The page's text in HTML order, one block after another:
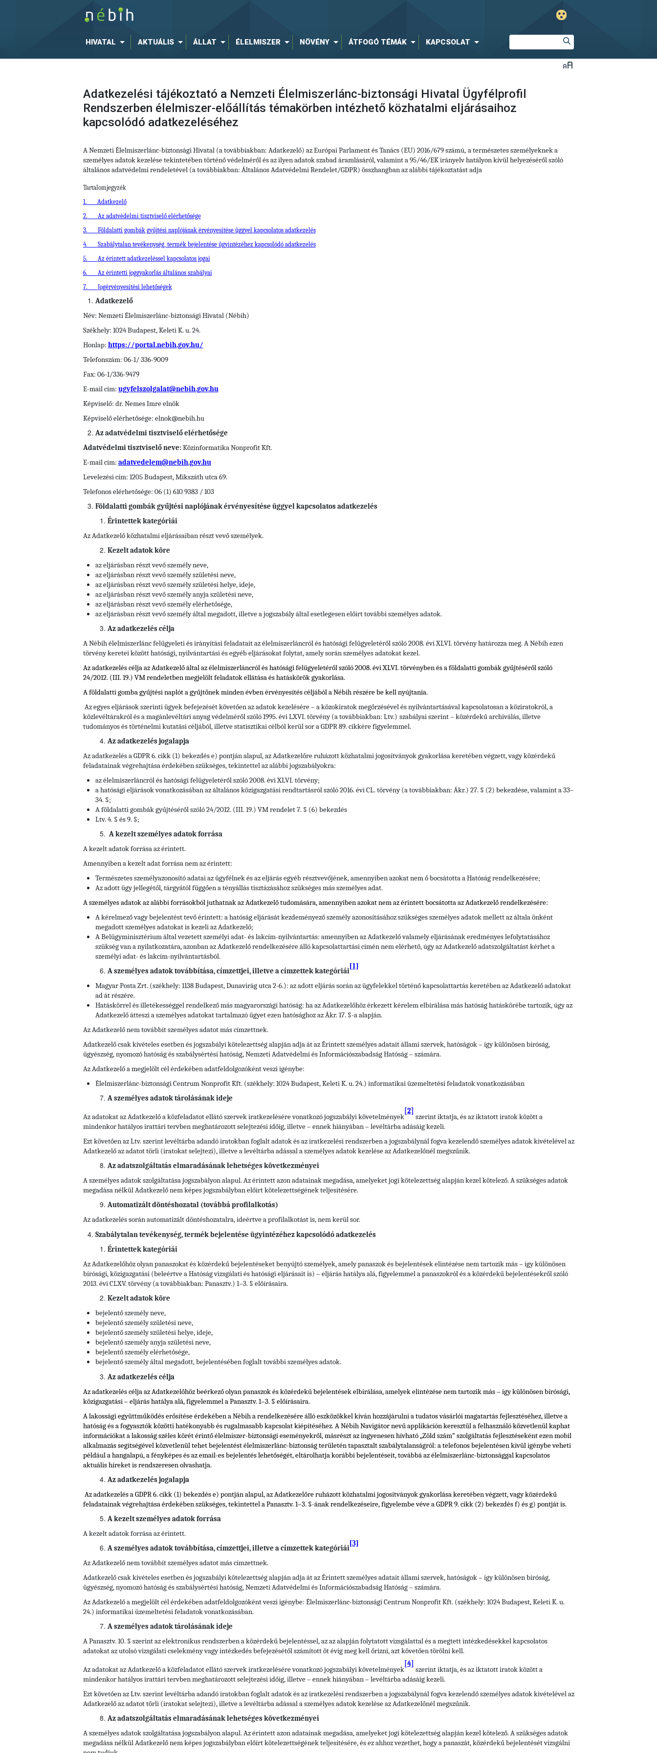
HIVATAL AKTUÁLIS ÁLLAT ÉLELMISZER NÖVÉNY ÁTFOGÓ TÉMÁK KAPCSOLAT
Adatkezelési tájékoztató a Nemzeti Élelmiszerlánc-biztonsági Hivatal Ügyfélprofil
Rendszerben élelmiszer-előállítás témakörben intézhető közhatalmi eljárásaihoz
kapcsolódó adatkezeléséhez
A Nemzeti Élelmiszerlánc-biztonsági Hivatal (a továbbiakban: Adatkezelő) az Európai Parlament és Tanács (EU) 2016/679 számú, a természetes személyeknek a
személyes adatok kezelése tekintetében történő védelméről és az ilyen adatok szabad áramlásáról, valamint a 95/46/EK irányelv hatályon kívül helyezéséről szóló
általános adatvédelmi rendeletével (a továbbiakban: Általános Adatvédelmi Rendelet/GDPR) összhangban az alábbi tájékoztatást adja
Tartalomjegyzék
1.
Adatkezelő
2.
Az adatvédelmi tisztviselő elérhetősége
3.
Földalatti gombák gyűjtési naplójának érvényesítése üggyel kapcsolatos adatkezelés
4.
Szabálytalan tevékenység, termék bejelentése ügyintézéhez kapcsolódó adatkezelés
5.
Az érintett adatkezeléssel kapcsolatos jogai
6.
Az érintetti joggyakorlás általános szabályai
7.
Jogérvényesítési lehetőségek
Adatkezelő
Név: Nemzeti Élelmiszerlánc-biztonsági Hivatal (Nébih)
Székhely: 1024 Budapest, Keleti K. u. 24.
Honlap: https://portal.nebih.gov.hu/
Telefonszám: 06-1/ 336-9009
Fax: 06-1/336-9479
E-mail cím: ugyfelszolgalat@nebih.gov.hu
Képviselő: dr. Nemes Imre elnök
Képviselő elérhetősége: elnok@nebih.hu
Az adatvédelmi tisztviselő elérhetősége
Adatvédelmi tisztviselő neve:Közinformatika Nonprofit Kft.
E-mail cím: adatvedelem@nebih.gov.hu
Levelezési cím: 1205 Budapest, Mikszáth utca 69.
Telefonos elérhetősége: 06 (1) 610 9383 / 103
Földalatti gombák gyűjtési naplójának érvényesítése üggyel kapcsolatos adatkezelés
Érintettek kategóriái
Az Adatkezelő közhatalmi eljárásaiban részt vevő személyek.
Kezelt adatok köre
az eljárásban részt vevő személy neve,
az eljárásban részt vevő személy születési neve,
az eljárásban részt vevő személy születési helye, ideje,
az eljárásban részt vevő személy anyja születési neve,
az eljárásban részt vevő személy elérhetősége,
az eljárásban részt vevő személy által megadott, illetve a jogszabály által esetlegesen előírt további személyes adatok.
Az adatkezelés célja
A Nébih élelmiszerlánc felügyeleti és irányítási feladatait az élelmiszerláncról és hatósági felügyeletéről szóló 2008. évi XLVI. törvény határozza meg. A Nébih ezen
törvény keretei között hatósági, nyilvántartási és egyéb eljárásokat folytat, amely során személyes adatokat kezel.
Az adatkezelés célja az Adatkezelő által az élelmiszerláncról és hatósági felügyeletéről szóló 2008. évi XLVI. törvényben ésa földalatti gombák gyűjtéséről szóló
24/2012. (III. 19.) VM rendeletbenmegjelölt feladatok ellátása és hatáskörök gyakorlása.
A földalatti gomba gyűjtési naplót a gyűjtőnek minden évben érvényesítés céljából a Nébih részére be kell nyújtania.
Az egyes eljárások szerinti ügyek befejezését követően az adatok kezelésére – a közokiratok megőrzésével és nyilvántartásával kapcsolatosan a köziratokról, a
közlevéltárakról és a magánlevéltári anyag védelméről szóló 1995. évi LXVI. törvény (a továbbiakban: Ltv.) szabályai szerint – közérdekű archiválás, illetve
tudományos és történelmi kutatási céljából, illetve statisztikai célból kerül sor a GDPR 89. cikkére figyelemmel.
Az adatkezelés jogalapja
Az adatkezelés a GDPR 6. cikk (1) bekezdés e) pontján alapul, az Adatkezelőre ruházott közhatalmi jogosítványok gyakorlása keretében végzett, vagy közérdekű
feladatainak végrehajtása érdekében szükséges, tekintettel az alábbi jogszabályokra:
az élelmiszerláncról és hatósági felügyeletéről szóló 2008. évi XLVI. törvény;
a hatósági eljárások vonatkozásában az általános közigazgatási rendtartásról szóló 2016. évi CL. törvény (a továbbiakban: Ákr.) 27. § (2) bekezdése, valamint a 33–
34. §;
A földalatti gombák gyűjtéséről szóló 24/2012. (III. 19.) VM rendelet 7. § (6) bekezdés
Ltv. 4. § és 9. §;
A kezelt személyes adatok forrása
A kezelt adatok forrása az érintett.
Amennyiben a kezelt adat forrása nem az érintett:
Természetes személyazonosító adatai az ügyfélnek és az eljárás egyéb résztvevőjének, amennyiben azokat nem ő bocsátotta a Hatóság rendelkezésére;
Az adott ügy jellegétől, tárgyától függően a tényállás tisztázásához szükséges más személyes adat.
A személyes adatok az alábbi forrásokból juthatnak az Adatkezelő tudomására, amennyiben azokat nem az érintett bocsátotta az Adatkezelő rendelkezésére:
A kérelmező vagy bejelentést tevő érintett: a hatóság eljárását kezdeményező személy azonosításához szükséges személyes adatok mellett az általa önként
megadott személyes adatokat is kezeli az Adatkezelő;
A Belügyminisztérium által vezetett személyi adat- és lakcím-nyilvántartás: amennyiben az Adatkezelő valamely eljárásának eredményes lefolytatásához
szükség van a nyilatkozatára, azonban az Adatkezelő rendelkezésére álló kapcsolattartási címén nem elérhető, úgy az Adatkezelő adatszolgáltatást kérhet a
személyi adat- és lakcím-nyilvántartásból.
A személyes adatok továbbítása, címzettjei, illetve a címzettek kategóriái
[1]
Magyar Posta Zrt. (székhely: 1138 Budapest, Dunavirág utca 2-6.): az adott eljárás során az ügyfelekkel történő kapcsolattartás keretében az Adatkezelő adatokat
ad át részére.
Hatáskörrel és illetékességgel rendelkező más magyarországi hatóság: ha az Adatkezelőhöz érkezett kérelem elbírálása más hatóság hatáskörébe tartozik, úgy az
Adatkezelő átteszi a személyes adatokat tartalmazó ügyet ezen hatósághoz az Ákr. 17. §-a alapján.
Az Adatkezelő nem továbbít személyes adatot más címzettnek.
Adatkezelő csak kivételes esetben és jogszabályi kötelezettség alapján adja át az Érintett személyes adatait állami szervek, hatóságok – így különösen bíróság,
ügyészség, nyomozó hatóság és szabálysértési hatóság, Nemzeti Adatvédelmi és Információszabadság Hatóság – számára.
Az Adatkezelő a megjelölt cél érdekében adatfeldolgozóként veszi igénybe:
Élelmiszerlánc-biztonsági Centrum Nonprofit Kft. (székhely: 1024 Budapest, Keleti K. u. 24.) informatikai üzemeltetési feladatok vonatkozásában
A személyes adatok tárolásának ideje
Az adatokat az Adatkezelő a közfeladatot ellátó szervek iratkezelésére vonatkozó jogszabályi követelmények
[2]
szerint iktatja, és az iktatott iratok között a
mindenkor hatályos irattári tervben meghatározott selejtezési időig, illetve – ennek hiányában – levéltárba adásáig kezeli.
Ezt követően az Ltv. szerint levéltárba adandó iratokban foglalt adatok és az iratkezelési rendszerben a jogszabálynál fogva kezelendő személyes adatok kivételével az
Adatkezelő az adatot törli (iratokat selejtezi), illetve a levéltárba adással a személyes adatok kezelése az Adatkezelőnél megszűnik.
Az adatszolgáltatás elmaradásának lehetséges következményei
A személyes adatok szolgáltatása jogszabályon alapul. Az érintett azon adatainak megadása, amelyeket jogi kötelezettség alapján kezel kötelező. A szükséges adatok
megadása nélkül Adatkezelő nem képes jogszabályban előírt kötelezettségének teljesítésére.
Automatizált döntéshozatal (továbbá profilalkotás)
Az adatkezelés során automatizált döntéshozatalra, ideértve a profilalkotást is, nem kerül sor.
Szabálytalan tevékenység, termék bejelentése ügyintézéhez kapcsolódó adatkezelés
Érintettek kategóriái
Az Adatkezelőhöz olyan panaszokat és közérdekű bejelentéseket benyújtó személyek, amely panaszok és bejelentések elintézése nem tartozik más – így különösen
bírósági, közigazgatási (beleértve a Hatóság vizsgálati és hatósági eljárásait is) – eljárás hatálya alá, figyelemmel a panaszokról és a közérdekű bejelentésekről szóló
2013. évi CLXV. törvény (a továbbiakban: Panasztv.) 1–3. § előírásaira.
Kezelt adatok köre
bejelentő személy neve,
bejelentő személy születési neve,
bejelentő személy születési helye, ideje,
bejelentő személy anyja születési neve,
bejelentő személy elérhetősége,
bejelentő személy által megadott, bejelentésében foglalt további személyes adatok.
Az adatkezelés célja
Az adatkezelés célja az Adatkezelőhöz beérkező olyan panaszok és közérdekű bejelentések elbírálása, amelyek elintézése nem tartozik más – így különösen bírósági,
közigazgatási – eljárás hatálya alá, figyelemmel a Panasztv. 1–3. § előírásaira.
A lakossági együttműködés erősítése érdekében a Nébih a rendelkezésére álló eszközökkel kíván hozzájárulni a tudatos vásárlói magatartás fejlesztéséhez, illetve a
hatóság és a fogyasztók közötti hatékonyabb és rugalmasabb kapcsolat kiépítéséhez. A Nébih Navigátor nevű applikáción keresztül a felhasználó közvetlenül kaphat
információkat a lakosság széles körét érintő élelmiszer-biztonsági eseményekről, másrészt az ingyenesen hívható „Zöld szám” szolgáltatás fejlesztéseként ezen mobil
alkalmazás segítségével közvetlenül tehet bejelentést élelmiszerlánc-biztonság területén tapasztalt szabálytalanságról: a telefonos bejelentésen kívül igénybe veheti
például a hangalapú, a fényképes és az email-es bejelentés lehetőségét, eltárolhatja korábbi bejelentéseit, továbbá az élelmiszerlánc-biztonsággal kapcsolatos
aktuális híreket is rendszeresen olvashatja.
Az adatkezelés jogalapja
Az adatkezelés a GDPR 6. cikk (1) bekezdés e) pontján alapul, az Adatkezelőre ruházott közhatalmi jogosítványok gyakorlása keretében végzett, vagy közérdekű
feladatainak végrehajtása érdekében szükséges, tekintettel a Panasztv. 1–3. §-ának rendelkezéseire, figyelembe véve a GDPR 9. cikk (2) bekezdés f) és g) pontját is.
A kezelt személyes adatok forrása
A kezelt adatok forrása az érintett.
A személyes adatok továbbítása, címzettjei, illetve a címzettek kategóriái
[3]
Az Adatkezelő nem továbbít személyes adatot más címzettnek.
Adatkezelő csak kivételes esetben és jogszabályi kötelezettség alapján adja át az Érintett személyes adatait állami szervek, hatóságok – így különösen bíróság,
ügyészség, nyomozó hatóság és szabálysértési hatóság, Nemzeti Adatvédelmi és Információszabadság Hatóság – számára.
Az Adatkezelő a megjelölt cél érdekében adatfeldolgozóként veszi igénybe: Élelmiszerlánc-biztonsági Centrum Nonprofit Kft. (székhely: 1024 Budapest, Keleti K. u.
24.) informatikai üzemeltetési feladatok vonatkozásában.
A személyes adatok tárolásának ideje
A Panasztv. 10. § szerint az elektronikus rendszerben a közérdekű bejelentéssel, az az alapján folytatott vizsgálattal és a megtett intézkedésekkel kapcsolatos
adatokat az utolsó vizsgálati cselekmény vagy intézkedés befejezésétől számított öt évig meg kell őrizni, azt követően törölni kell.
Az adatokat az Adatkezelő a közfeladatot ellátó szervek iratkezelésére vonatkozó jogszabályi követelmények
[4]
szerint iktatja, és az iktatott iratok között a
mindenkor hatályos irattári tervben meghatározott selejtezési időig, illetve – ennek hiányában – levéltárba adásáig kezeli.
Ezt követően az Ltv. szerint levéltárba adandó iratokban foglalt adatok és az iratkezelési rendszerben a jogszabálynál fogva kezelendő személyes adatok kivételével az
Adatkezelő az adatot törli (iratokat selejtezi), illetve a levéltárba adással a személyes adatok kezelése az Adatkezelőnél megszűnik.
Az adatszolgáltatás elmaradásának lehetséges következményei
A személyes adatok szolgáltatása jogszabályon alapul. Az érintett azon adatainak megadása, amelyeket jogi kötelezettség alapján kezel kötelező. A szükséges adatok
megadása nélkül Adatkezelő nem képes jogszabályban előírt kötelezettségének teljesítésére, és ez ahhoz vezethet, hogy a panaszát, közérdekű bejelentését vizsgálni